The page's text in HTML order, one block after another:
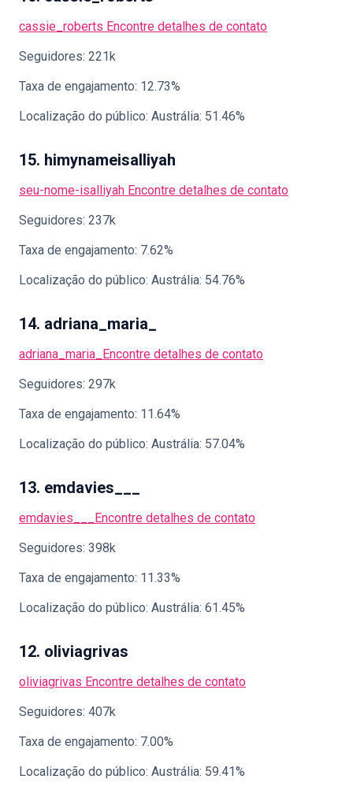
cassie_roberts Encontre detalhes de contato
Seguidores: 221k
Taxa de engajamento: 12.73%
Localização do público: Austrália: 51.46%
15. himynameisalliyah
seu-nome-isalliyah Encontre detalhes de contato
Seguidores: 237k
Taxa de engajamento: 7.62%
Localização do público: Austrália: 54.76%
14. adriana_maria_
adriana_maria_ Encontre detalhes de contato
Seguidores: 297k
Taxa de engajamento: 11.64%
Localização do público: Austrália: 57.04%
13. emdavies___
emdavies___ Encontre detalhes de contato
Seguidores: 398k
Taxa de engajamento: 11.33%
Localização do público: Austrália: 61.45%
12. oliviagrivas
oliviagrivas Encontre detalhes de contato
Seguidores: 407k
Taxa de engajamento: 7.00%
Localização do público: Austrália: 59.41%